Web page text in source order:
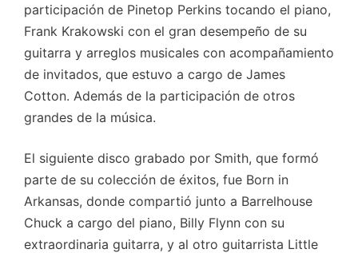
participación de Pinetop Perkins tocando el piano,
Frank Krakowski con el gran desempeño de su
guitarra y arreglos musicales con acompañamiento
de invitados, que estuvo a cargo de James
Cotton. Además de la participación de otros
grandes de la música.
El siguiente disco grabado por Smith, que formó
parte de su colección de éxitos, fue Born in
Arkansas, donde compartió junto a Barrelhouse
Chuck a cargo del piano, Billy Flynn con su
extraordinaria guitarra, y al otro guitarrista Little